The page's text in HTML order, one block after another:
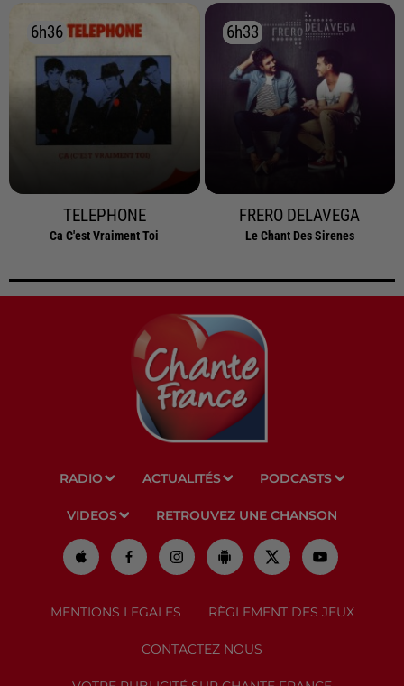
6h36
6h36
TELEPHONE
Ca C'est Vraiment Toi
6h33
6h33
FRERO DELAVEGA
Le Chant Des Sirenes
RADIO ACTUALITÉS PODCASTS
VIDEOS RETROUVEZ UNE CHANSON
MENTIONS LEGALES RÈGLEMENT DES JEUX
CONTACTEZ NOUS